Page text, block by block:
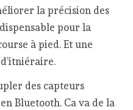
la précision des
pour la
à pied. Et une
des capteurs
Bluetooth. Ca va de la